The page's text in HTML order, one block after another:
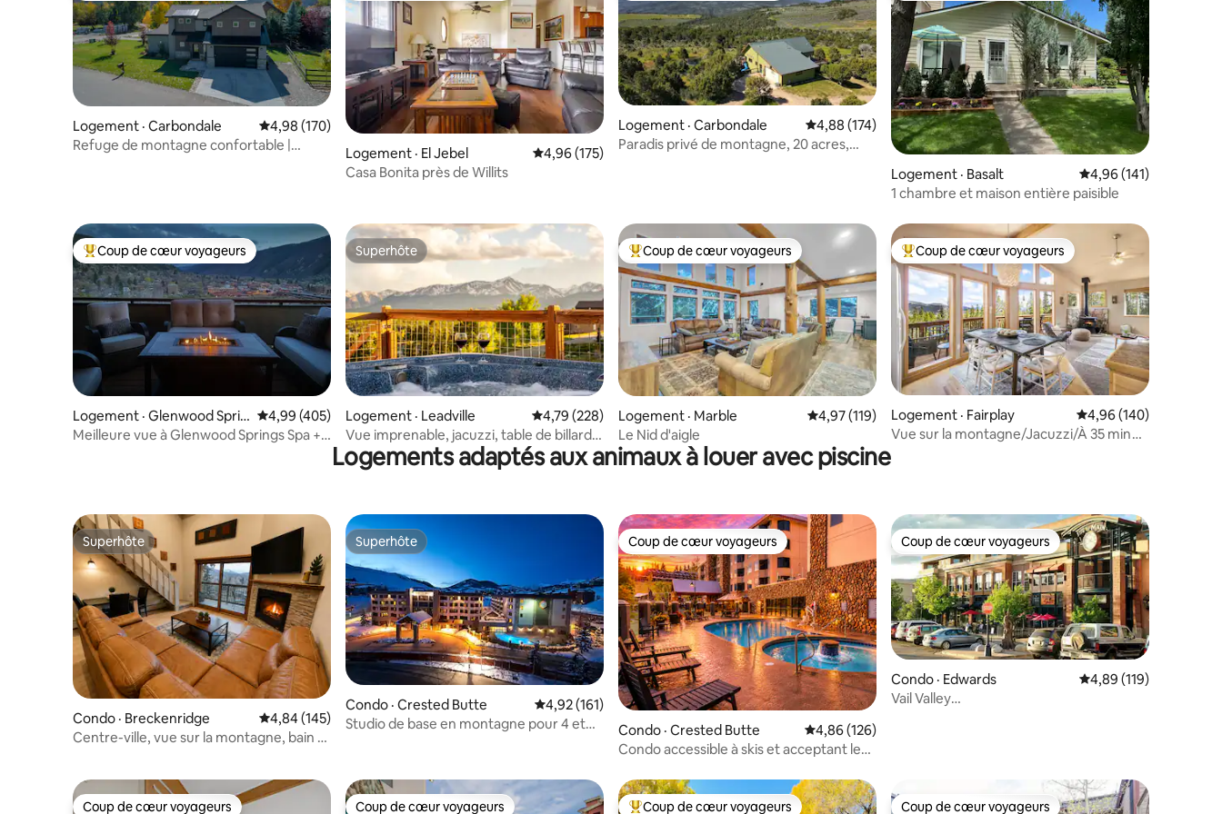
Logement · Carbondale Note moyenne de 4,98 sur 5, 170 commentaires
4,98 (170)
Refuge de montagne confortable |
Logement · El Jebel Note moyenne de 4,96 sur 5, 175 commentaires
4,96 (175)
Casa Bonita près de Willits
Logement · Carbondale Note moyenne de 4,88 sur 5, 174 commentaires
4,88 (174)
Paradis privé de montagne, 20 acres,
Logement · Basalt Note moyenne de
4,96 (141)
1 chambre et maison entière paisible
Coup de cœur voyageurs parmi les plus aimés
Coup de cœur voyageurs
Logement · Glenwood Sprin
gs
Note moyenne de 4,99 sur 5, 405 commentaires
4,99 (405)
Meilleure vue à Glenwood Springs Spa +
Superhôte
Superhôte
Logement · Leadville Note moyenne de 4,79 sur 5, 228 commentaires
4,79 (228)
Vue imprenable, jacuzzi, table de billard,
sauna + animaux acceptés
Coup de cœur voyageurs parmi les plus aimés
Coup de cœur voyageurs
Logement · Marble Note moyenne de 4,97 sur 5, 119 commentaires
4,97 (119)
Le Nid d'aigle
Coup de cœur voyageurs parmi les plus aimés
Coup de cœur voyageurs
Logement · Fairplay Note moyenne de
4,96 (140)
Vue sur la montagne/Jacuzzi/À 35 min
Logements adaptés aux animaux à louer avec piscine
Superhôte
Superhôte
Condo · Breckenridge Note moyenne de 4,84 sur 5, 145 commentaires
4,84 (145)
Centre-ville, vue sur la montagne, bain à
Superhôte
Superhôte
Condo · Crested Butte Note moyenne de 4,92 sur 5, 161 commentaires
4,92 (161)
Studio de base en montagne pour 4 et
Coup de cœur voyageurs
Coup de cœur voyageurs
Condo · Crested Butte Note moyenne de 4,86 sur 5, 126 commentaires
4,86 (126)
Condo accessible à skis et acceptant les
Coup de cœur voyageurs
Coup de cœur voyageurs
Condo · Edwards Note moyenne de
4,89 (119)
Vail Valley
Coup de cœur voyageurs Coup de cœur voyageurs Coup de cœur voyageurs Coup de cœur voyageurs